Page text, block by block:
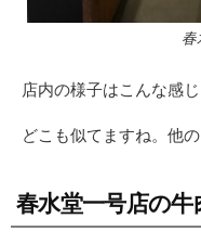
春
店内の様子はこんな感じ
どこも似てますね。他
春水堂一号店の牛